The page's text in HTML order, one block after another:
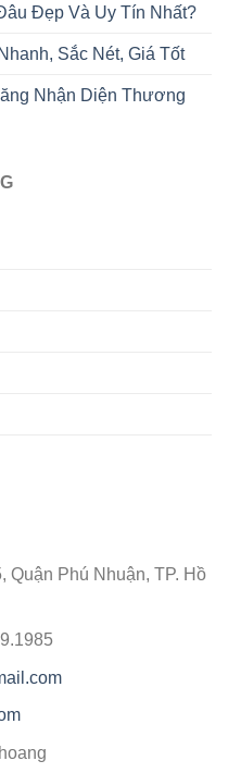
Đẹp Và Uy Tín Nhất?
Sắc Nét, Giá Tốt
Nhận Diện Thương
Quận Phú Nhuận, TP. Hồ